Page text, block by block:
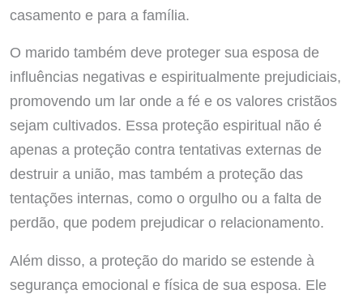
casamento e para a família.
O marido também deve proteger sua esposa de
influências negativas e espiritualmente prejudiciais,
promovendo um lar onde a fé e os valores cristãos
sejam cultivados. Essa proteção espiritual não é
apenas a proteção contra tentativas externas de
destruir a união, mas também a proteção das
tentações internas, como o orgulho ou a falta de
perdão, que podem prejudicar o relacionamento.
Além disso, a proteção do marido se estende à
segurança emocional e física de sua esposa. Ele